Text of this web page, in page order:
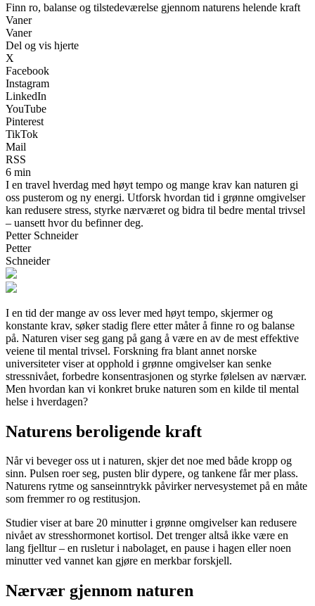
Finn ro, balanse og tilstedeværelse gjennom naturens helende kraft
Vaner
Vaner
Del og vis hjerte
X
Facebook
Instagram
LinkedIn
YouTube
Pinterest
TikTok
Mail
RSS
6 min
I en travel hverdag med høyt tempo og mange krav kan naturen gi
oss pusterom og ny energi. Utforsk hvordan tid i grønne omgivelser
kan redusere stress, styrke nærværet og bidra til bedre mental trivsel
– uansett hvor du befinner deg.
Petter Schneider
Petter
Schneider
I en tid der mange av oss lever med høyt tempo, skjermer og
konstante krav, søker stadig flere etter måter å finne ro og balanse
på. Naturen viser seg gang på gang å være en av de mest effektive
veiene til mental trivsel. Forskning fra blant annet norske
universiteter viser at opphold i grønne omgivelser kan senke
stressnivået, forbedre konsentrasjonen og styrke følelsen av nærvær.
Men hvordan kan vi konkret bruke naturen som en kilde til mental
helse i hverdagen?
Naturens beroligende kraft
Når vi beveger oss ut i naturen, skjer det noe med både kropp og
sinn. Pulsen roer seg, pusten blir dypere, og tankene får mer plass.
Naturens rytme og sanseinntrykk påvirker nervesystemet på en måte
som fremmer ro og restitusjon.
Studier viser at bare 20 minutter i grønne omgivelser kan redusere
nivået av stresshormonet kortisol. Det trenger altså ikke være en
lang fjelltur – en rusletur i nabolaget, en pause i hagen eller noen
minutter ved vannet kan gjøre en merkbar forskjell.
Nærvær gjennom naturen